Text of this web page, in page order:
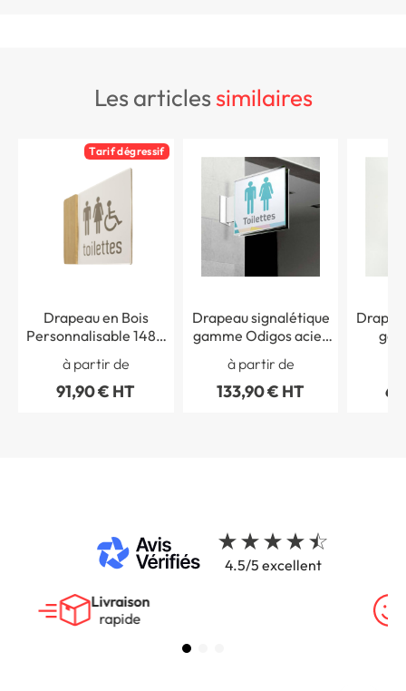
les articlessimilaires
Tarif dégressif
Drapeau en Bois
Personnalisable 148 x
148 mm - Gamme
Wood®
à partir de
91,90 € HT
Drapeau signalétique
gamme Odigos acier
et acrylique
à partir de
133,90 € HT
4.5/5 excellent